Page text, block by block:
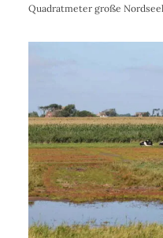
Quadratmeter große